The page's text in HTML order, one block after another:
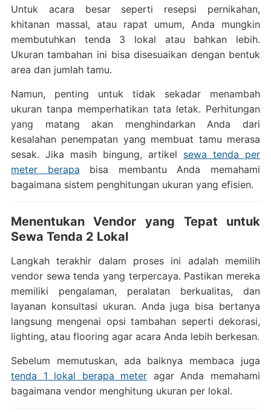
Untuk acara besar seperti resepsi pernikahan,
khitanan massal, atau rapat umum, Anda mungkin
membutuhkan tenda 3 lokal atau bahkan lebih.
Ukuran tambahan ini bisa disesuaikan dengan bentuk
area dan jumlah tamu.
Namun, penting untuk tidak sekadar menambah
ukuran tanpa memperhatikan tata letak. Perhitungan
yang matang akan menghindarkan Anda dari
kesalahan penempatan yang membuat tamu merasa
sesak. Jika masih bingung, artikel sewa tenda per
meter berapa bisa membantu Anda memahami
bagaimana sistem penghitungan ukuran yang efisien.
Menentukan Vendor yang Tepat untuk
Sewa Tenda 2 Lokal
Langkah terakhir dalam proses ini adalah memilih
vendor sewa tenda yang terpercaya. Pastikan mereka
memiliki pengalaman, peralatan berkualitas, dan
layanan konsultasi ukuran. Anda juga bisa bertanya
langsung mengenai opsi tambahan seperti dekorasi,
lighting, atau flooring agar acara Anda lebih berkesan.
Sebelum memutuskan, ada baiknya membaca juga
tenda 1 lokal berapa meter agar Anda memahami
bagaimana vendor menghitung ukuran per lokal.